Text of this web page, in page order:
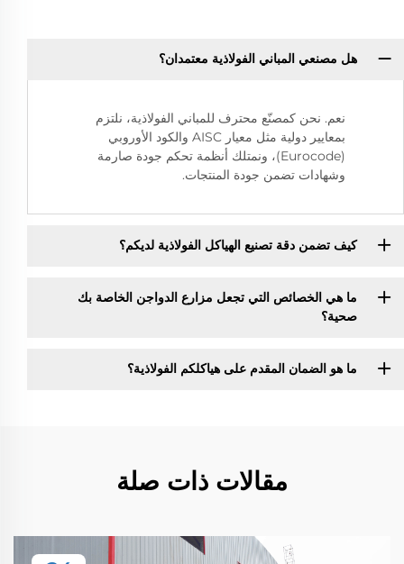
هل مصنعي المباني الفولاذية معتمدان؟
نعم. نحن كمصنّع محترف للمباني الفولاذية، نلتزم
بمعايير دولية مثل معيار AISC والكود الأوروبي
(Eurocode)، ونمتلك أنظمة تحكم جودة صارمة
وشهادات تضمن جودة المنتجات.
كيف تضمن دقة تصنيع الهياكل الفولاذية لديكم؟
ما هي الخصائص التي تجعل مزارع الدواجن الخاصة بك
صحية؟
ما هو الضمان المقدم على هياكلكم الفولاذية؟
مقالات ذات صلة